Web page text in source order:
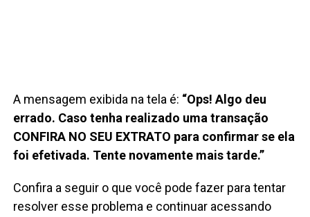
A mensagem exibida na tela é: “Ops! Algo deu
errado. Caso tenha realizado uma transação
CONFIRA NO SEU EXTRATO para confirmar se ela
foi efetivada. Tente novamente mais tarde.”
Confira a seguir o que você pode fazer para tentar
resolver esse problema e continuar acessando